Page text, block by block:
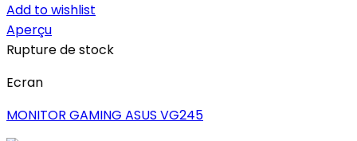
Add to wishlist
Aperçu
Rupture de stock
Ecran
MONITOR GAMING ASUS VG245